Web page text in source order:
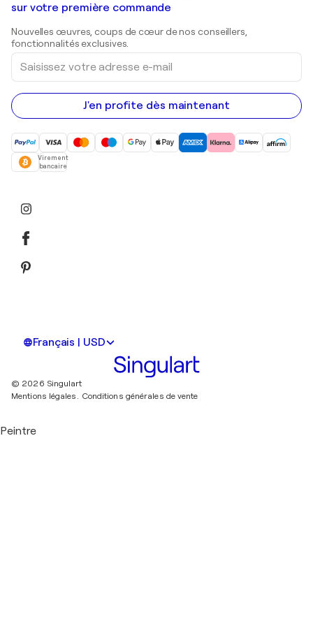
Estampes
Peintures acryliques
Galeries d'art en Belgique
sur votre première commande
Nouvelles œuvres, coups de cœur de nos conseillers,
fonctionnalités exclusives.
Saisissez
votre
adresse
e-
mail
J'en profite dès maintenant
Virement
bancaire
Français | USD
© 2026 Singulart
Mentions légales. Conditions générales de vente
Peintre